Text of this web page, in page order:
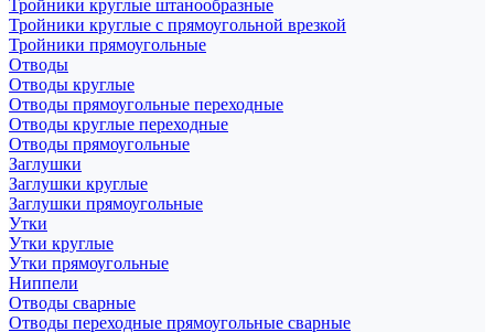
Тройники круглые штанообразные
Тройники круглые с прямоугольной врезкой
Тройники прямоугольные
Отводы
Отводы круглые
Отводы прямоугольные переходные
Отводы круглые переходные
Отводы прямоугольные
Заглушки
Заглушки круглые
Заглушки прямоугольные
Утки
Утки круглые
Утки прямоугольные
Ниппели
Отводы сварные
Отводы переходные прямоугольные сварные